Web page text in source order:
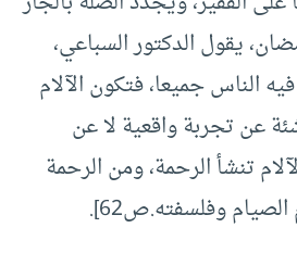
يقول الدكتور السباعي،
الناس جميعا، فتكون الآلام
عن تجربة واقعية لا عن
تنشأ الرحمة، ومن الرحمة
وفلسفته.ص62].